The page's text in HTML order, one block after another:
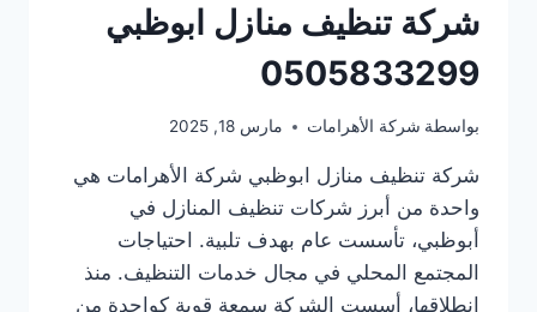
شركة تنظيف منازل ابوظبي
0505833299
بواسطة شركة الأهرامات مارس 18, 2025
شركة تنظيف منازل ابوظبي شركة الأهرامات هي
واحدة من أبرز شركات تنظيف المنازل في
أبوظبي، تأسست عام بهدف تلبية. احتياجات
المجتمع المحلي في مجال خدمات التنظيف. منذ
انطلاقها، أسست الشركة سمعة قوية كواحدة من